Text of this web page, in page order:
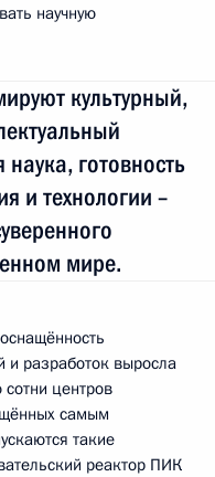
научную
культурный,
готовность
и технологии –
мире.
и разработок выросла
сотни центров
самым
такие
реактор ПИК